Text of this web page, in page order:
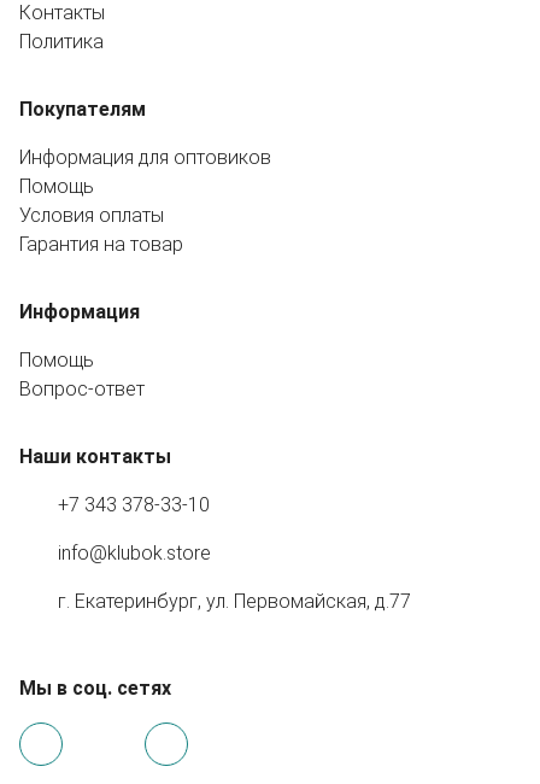
Контакты
Политика
Покупателям
Информация для оптовиков
Помощь
Условия оплаты
Гарантия на товар
Информация
Помощь
Вопрос-ответ
Наши контакты
+7 343 378-33-10
info@klubok.store
г. Екатеринбург, ул. Первомайская, д.77
Мы в соц. сетях